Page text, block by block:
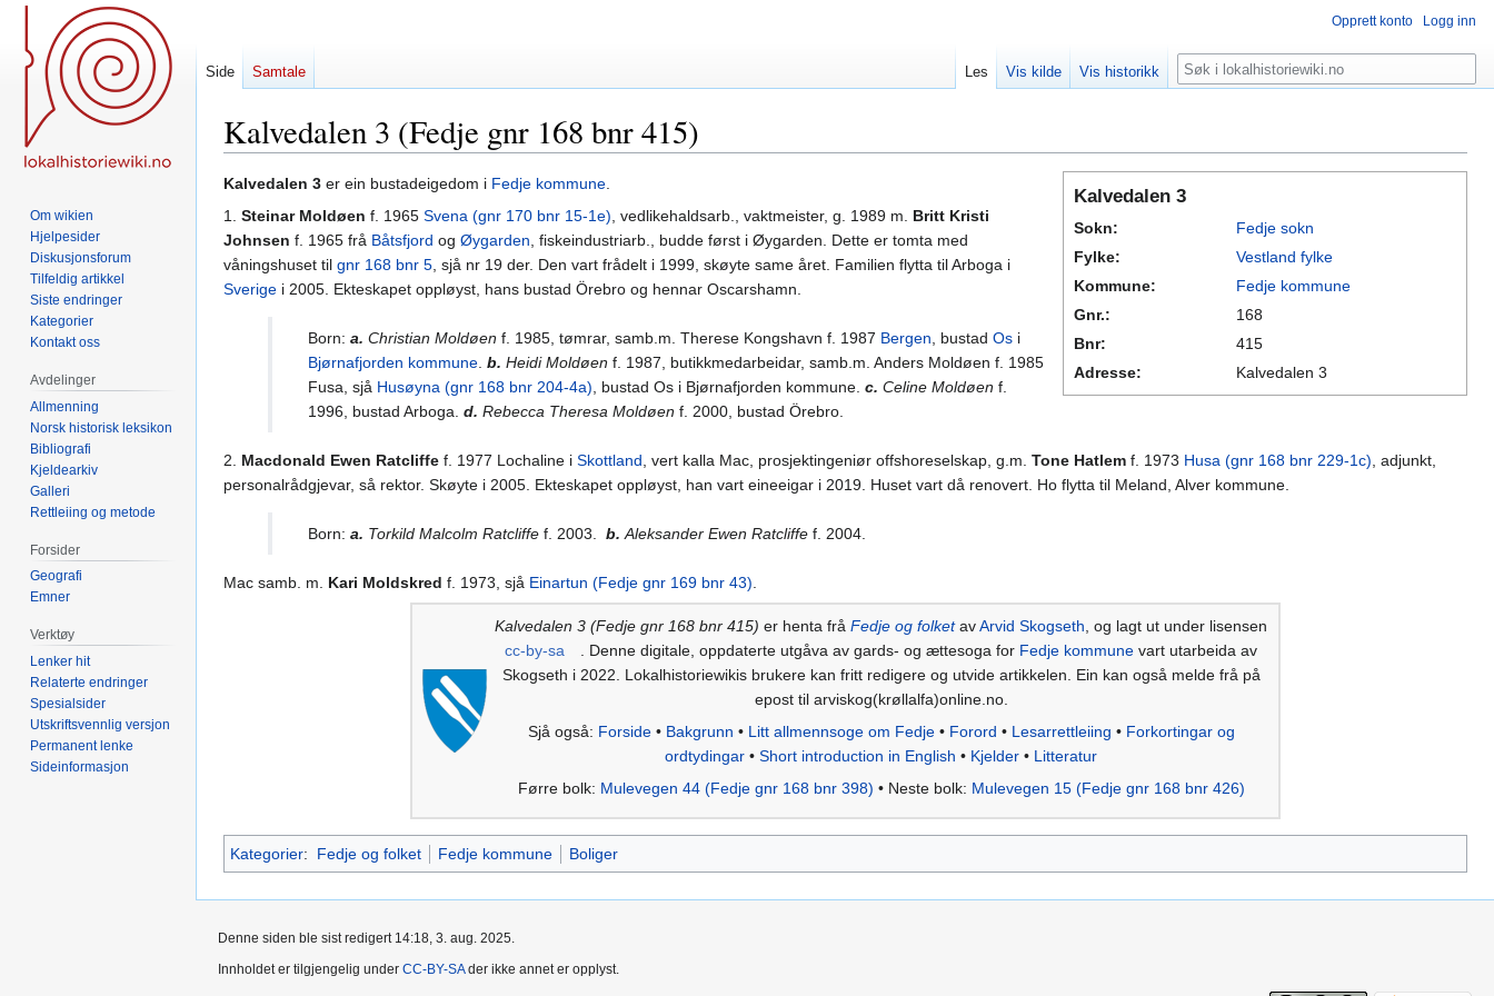
Kalvedalen 3 (Fedje gnr 168 bnr 415)
Hopp
til
navigering
Hopp
til
søk
Kalvedalen 3
Sokn:
Fedje sokn
Fylke:
Vestland fylke
Kommune:
Fedje kommune
Gnr.:
168
Bnr:
415
Adresse:
Kalvedalen 3
Kalvedalen 3 er ein bustadeigedom i Fedje kommune.
1. Steinar Moldøen f. 1965 Svena (gnr 170 bnr 15-1e), vedlikehaldsarb., vaktmeister, g. 1989 m. Britt Kristi
Johnsen f. 1965 frå Båtsfjord og Øygarden, fiskeindustriarb., budde først i Øygarden. Dette er tomta med
våningshuset til gnr 168 bnr 5, sjå nr 19 der. Den vart frådelt i 1999, skøyte same året. Familien flytta til Arboga i
Sverige i 2005. Ekteskapet oppløyst, hans bustad Örebro og hennar Oscarshamn.
Born: a. Christian Moldøen f. 1985, tømrar, samb.m. Therese Kongshavn f. 1987 Bergen, bustad Os i
Bjørnafjorden kommune. b. Heidi Moldøen f. 1987, butikkmedarbeidar, samb.m. Anders Moldøen f. 1985
Fusa, sjå Husøyna (gnr 168 bnr 204-4a), bustad Os i Bjørnafjorden kommune. c. Celine Moldøen f.
1996, bustad Arboga. d. Rebecca Theresa Moldøen f. 2000, bustad Örebro.
2. Macdonald Ewen Ratcliffe f. 1977 Lochaline i Skottland, vert kalla Mac, prosjektingeniør offshoreselskap, g.m. Tone Hatlem f. 1973 Husa (gnr 168 bnr 229-1c), adjunkt,
personalrådgjevar, så rektor. Skøyte i 2005. Ekteskapet oppløyst, han vart eineeigar i 2019. Huset vart då renovert. Ho flytta til Meland, Alver kommune.
Born: a. Torkild Malcolm Ratcliffe f. 2003. b. Aleksander Ewen Ratcliffe f. 2004.
Mac samb. m. Kari Moldskred f. 1973, sjå Einartun (Fedje gnr 169 bnr 43).
Kalvedalen 3 (Fedje gnr 168 bnr 415) er henta frå Fedje og folketavArvid Skogseth, og lagt ut under lisensen
cc-by-sa
. Denne digitale, oppdaterte utgåva av gards- og ættesoga for Fedje kommune vart utarbeida av
Skogseth i 2022. Lokalhistoriewikis brukere kan fritt redigere og utvide artikkelen. Ein kan også melde frå på
epost til arviskog(krøllalfa)online.no.
Sjå også: Forside• Bakgrunn • Litt allmennsoge om Fedje• Forord • Lesarrettleiing • Forkortingar og
ordtydingar • Short introduction in English • Kjelder • Litteratur
Førre bolk: Mulevegen 44 (Fedje gnr 168 bnr 398) • Neste bolk: Mulevegen 15 (Fedje gnr 168 bnr 426)
Kategorier: Fedje og folket Fedje kommune Boliger
Opprett konto Logg inn
Side Samtale Les Vis kilde Vis historikk Søk
Om wikien
Hjelpesider
Diskusjonsforum
Tilfeldig artikkel
Siste endringer
Kategorier
Kontakt oss
Avdelinger
Allmenning
Norsk historisk leksikon
Bibliografi
Kjeldearkiv
Galleri
Rettleiing og metode
Forsider
Geografi
Emner
Verktøy
Lenker hit
Relaterte endringer
Spesialsider
Utskriftsvennlig versjon
Permanent lenke
Sideinformasjon
Denne siden ble sist redigert 14:18, 3. aug. 2025.
Innholdet er tilgjengelig under CC-BY-SAder ikke annet er opplyst.